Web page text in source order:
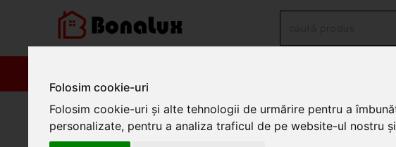
Folosim cookie-uri
Folosim cookie-uri și alte tehnologii de urmărire pentru a
personalizate, pentru a analiza traficul de pe website-ul nostru
/ Decoratiuni interioare Accesorii petrecere / Accesorii petrecere Accesorii
Baloane aurii "6" 70.5x108.8cm